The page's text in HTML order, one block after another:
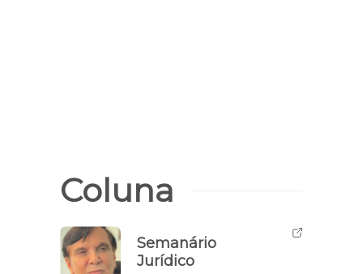
Coluna
Semanário
Jurídico